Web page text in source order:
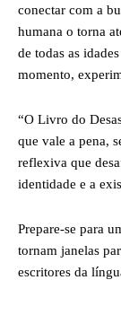
conectar com a
humana o torna
de todas as
momento,
“O Livro do
que vale a pena,
reflexiva que
identidade e a
Prepare-se para
tornam janelas
escritores da